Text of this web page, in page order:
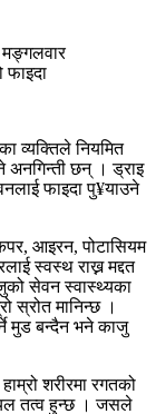
व्यक्तिले नियमित
छन् । ड्राइ
फाइदा पु¥याउने
आइरन, पोटासियम
स्वस्थ राख्न मद्दत
सेवन स्वास्थ्यका
स्रोत मानिन्छ ।
मुड बन्दैन भने काजु
शरीरमा रगतको
तत्व हुन्छ । जसले